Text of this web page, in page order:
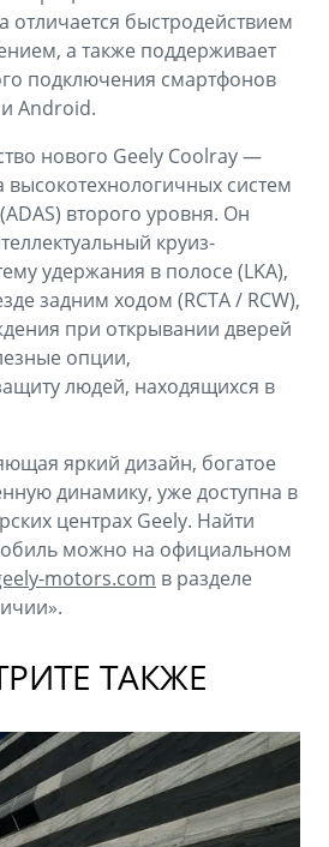
отличается быстродействием
а также поддерживает
подключения смартфонов
Android.
нового Geely Coolray —
высокотехнологичных систем
второго уровня. Он
круиз-
удержания в полосе (LKA),
задним ходом (RCTA / RCW),
при открывании дверей
опции,
людей, находящихся в
яркий дизайн, богатое
динамику, уже доступна в
центрах Geely. Найти
можно на официальном
motors.com в разделе
ТАКЖЕ